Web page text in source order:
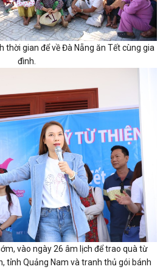
thời gian để về Đà Nẵng ăn Tết cùng gia
đình.
vào ngày 26 âm lịch để trao quà từ
tỉnh Quảng Nam và tranh thủ gói bánh